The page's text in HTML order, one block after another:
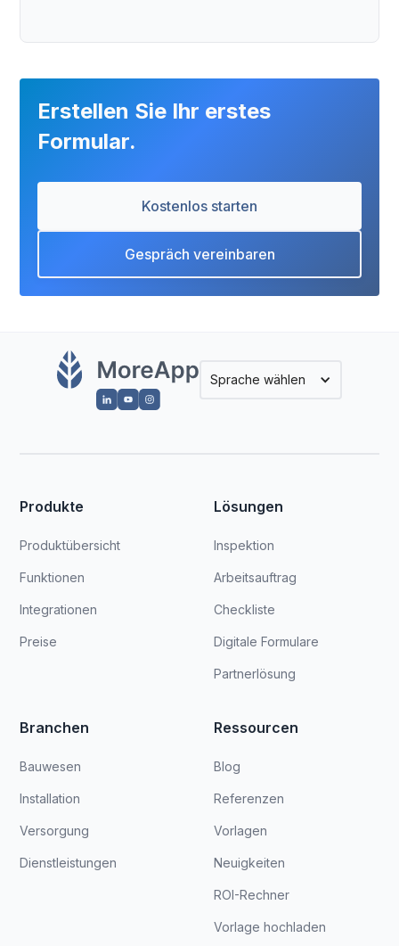
Erstellen Sie Ihr erstes
Formular.
Kostenlos starten
Gespräch vereinbaren
Sprache wählen
Produkte
Produktübersicht
Funktionen
Integrationen
Preise
Lösungen
Inspektion
Arbeitsauftrag
Checkliste
Digitale Formulare
Partnerlösung
Branchen
Bauwesen
Installation
Versorgung
Dienstleistungen
Ressourcen
Blog
Referenzen
Vorlagen
Neuigkeiten
ROI-Rechner
Vorlage hochladen